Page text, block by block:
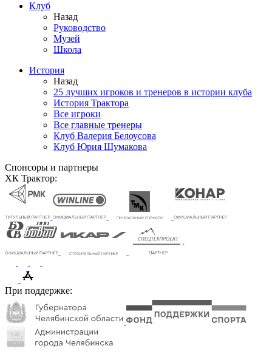
Клуб
Назад
Руководство
Музей
Школа
История
Назад
25 лучших игроков и тренеров в истории клуба
История Трактора
Все игроки
Все главные тренеры
Клуб Валерия Белоусова
Клуб Юрия Шумакова
Спонсоры и партнеры
ХК Трактор:
При поддержке: